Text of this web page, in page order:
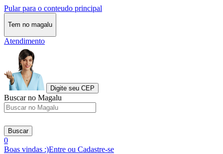
Pular para o conteudo principal
Tem no magalu
Atendimento
Digite seu CEP
Buscar no Magalu
Buscar
0
Boas vindas :)Entre ou Cadastre-se